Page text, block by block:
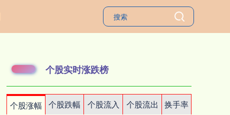
个股实时涨跌榜
个股涨幅 个股跌幅 个股流入 个股流出
换手率